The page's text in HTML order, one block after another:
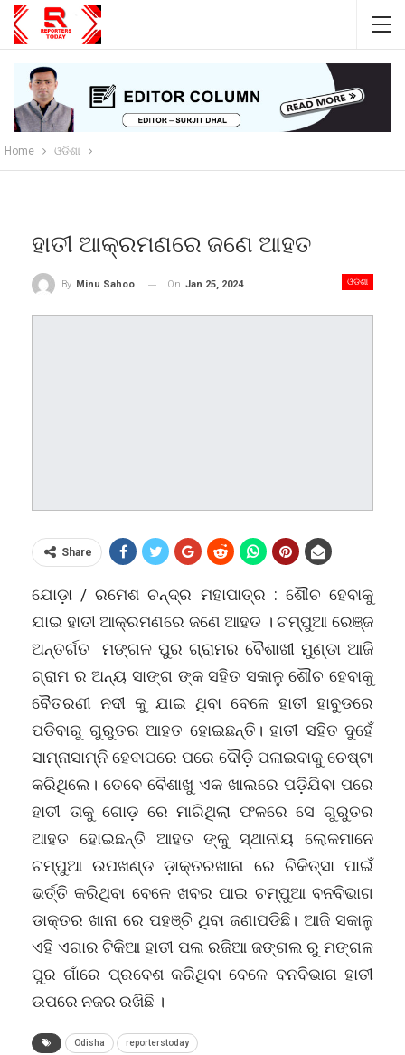
Home ଓଡିଶା
ହାତୀ ଆକ୍ରମଣରେ ଜଣେ ଆହତ
ଓଡିଶା
By Minu Sahoo On Jan 25, 2024
Share
ଯୋଡ଼ା / ରମେଶ ଚନ୍ଦ୍ର ମହାପାତ୍ର : ଶୌଚ ହେବାକୁ
ଯାଇ ହାତୀ ଆକ୍ରମଣରେ ଜଣେ ଆହତ । ଚମ୍ପୁଆ ରେଞ୍ଜ
ଅନ୍ତର୍ଗତ ମଙ୍ଗଳ ପୁର ଗ୍ରାମର ବୈଶାଖୀ ମୁଣ୍ଡା ଆଜି
ଗ୍ରାମ ର ଅନ୍ୟ ସାଙ୍ଗ ଙ୍କ ସହିତ ସକାଳୁ ଶୌଚ ହେବାକୁ
ବୈତରଣୀ ନଦୀ କୁ ଯାଇ ଥିବା ବେଳେ ହାତୀ ହାବୁଡରେ
ପଡିବାରୁ ଗୁରୁତର ଆହତ ହୋଇଛନ୍ତି। ହାତୀ ସହିତ ଦୁହେଁ
ସାମ୍ନାସାମ୍ନି ହେବାପରେ ପରେ ଦୌଡ଼ି ପଳାଇବାକୁ ଚେଷ୍ଟା
କରିଥିଲେ। ତେବେ ବୈଶାଖୁ ଏକ ଖାଲରେ ପଡ଼ିଯିବା ପରେ
ହାତୀ ତାକୁ ଗୋଡ଼ ରେ ମାରିଥିଲା ଫଳରେ ସେ ଗୁରୁତର
ଆହତ ହୋଇଛନ୍ତି ଆହତ ଙ୍କୁ ସ୍ଥାନୀୟ ଲୋକମାନେ
ଚମ୍ପୁଆ ଉପଖଣ୍ଡ ଡ଼ାକ୍ତରଖାନା ରେ ଚିକିତ୍ସା ପାଇଁ
ଭର୍ତ୍ତି କରିଥିବା ବେଳେ ଖବର ପାଇ ଚମ୍ପୁଆ ବନବିଭାଗ
ଡାକ୍ତର ଖାନା ରେ ପହଞ୍ଚି ଥିବା ଜଣାପଡିଛି। ଆଜି ସକାଳୁ
ଏହି ଏଗାର ଟିକିଆ ହାତୀ ପଲ ରଜିଆ ଜଙ୍ଗଲ ରୁ ମଙ୍ଗଳ
ପୁର ଗାଁରେ ପ୍ରବେଶ କରିଥିବା ବେଳେ ବନବିଭାଗ ହାତୀ
ଉପରେ ନଜର ରଖିଛି ।
Odisha reporterstoday